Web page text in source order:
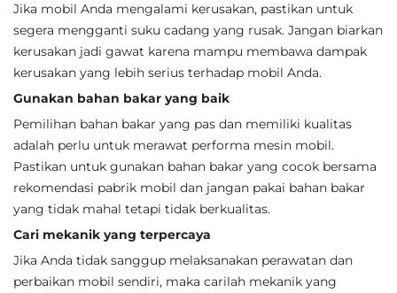
Jika mobil Anda mengalami kerusakan, pastikan untuk
segera mengganti suku cadang yang rusak. Jangan biarkan
kerusakan jadi gawat karena mampu membawa dampak
kerusakan yang lebih serius terhadap mobil Anda.
Gunakan bahan bakar yang baik
Pemilihan bahan bakar yang pas dan memiliki kualitas
adalah perlu untuk merawat performa mesin mobil.
Pastikan untuk gunakan bahan bakar yang cocok bersama
rekomendasi pabrik mobil dan jangan pakai bahan bakar
yang tidak mahal tetapi tidak berkualitas.
Cari mekanik yang terpercaya
Jika Anda tidak sanggup melaksanakan perawatan dan
perbaikan mobil sendiri, maka carilah mekanik yang